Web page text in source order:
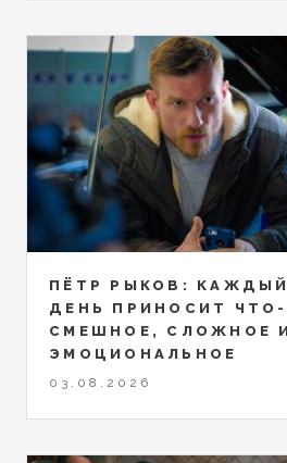
ПЁТР РЫКОВ:
ДЕНЬ ПРИНОСИТ
СМЕШНОЕ, СЛОЖНОЕ
ЭМОЦИОНАЛЬНОЕ
03.08.2026